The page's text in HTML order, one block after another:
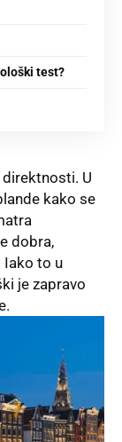
test?
U
kako se
dobra,
Iako to u
je zapravo